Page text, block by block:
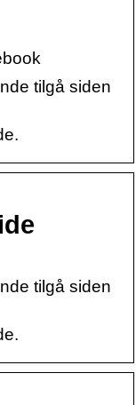
tilgå siden
tilgå siden